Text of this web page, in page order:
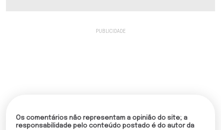
Os comentários não representam a opinião do site; a
responsabilidade pelo conteúdo postado é do autor da